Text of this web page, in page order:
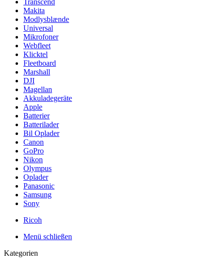
Transcend
Makita
Modlysblænde
Universal
Mikrofoner
Webfleet
Klicktel
Fleetboard
Marshall
DJI
Magellan
Akkuladegeräte
Apple
Batterier
Batterilader
Bil Oplader
Canon
GoPro
Nikon
Olympus
Oplader
Panasonic
Samsung
Sony
Ricoh
Menü schließen
Kategorien